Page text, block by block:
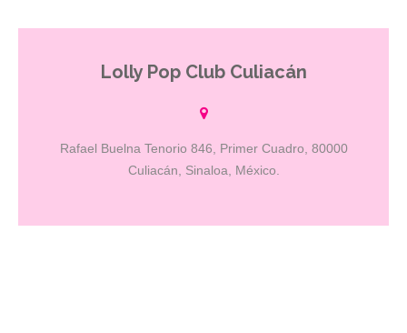
aquí, el lugar donde la estrella principal de la noche eres tú. Somos
Lolly Pop Club Culiacán
Rafael Buelna Tenorio 846, Primer Cuadro, 80000
Culiacán, Sinaloa, México.